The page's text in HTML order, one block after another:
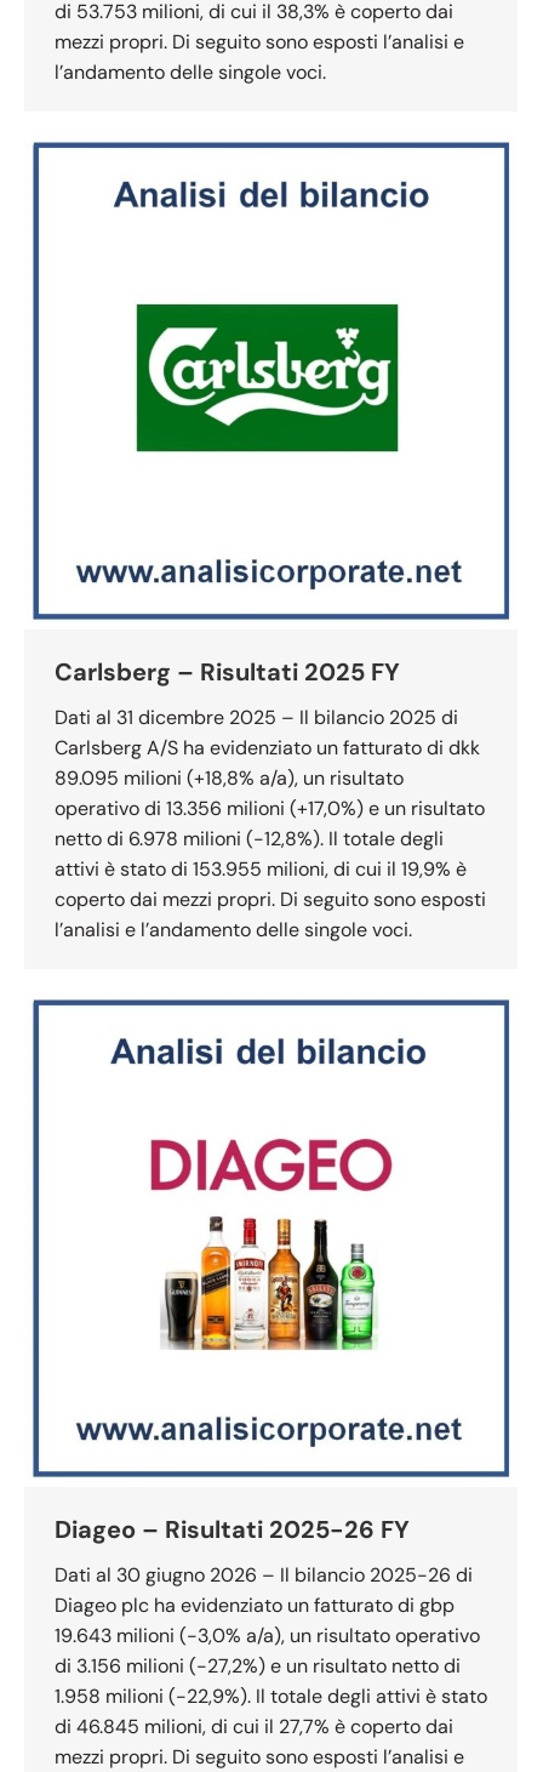
di 53.753 milioni, di cui il 38,3% è coperto dai
mezzi propri. Di seguito sono esposti l’analisi e
l’andamento delle singole voci.
Carlsberg – Risultati 2025 FY
Dati al 31 dicembre 2025 – Il bilancio 2025 di
Carlsberg A/S ha evidenziato un fatturato di dkk
89.095 milioni (+18,8% a/a), un risultato
operativo di 13.356 milioni (+17,0%) e un risultato
netto di 6.978 milioni (-12,8%). Il totale degli
attivi è stato di 153.955 milioni, di cui il 19,9% è
coperto dai mezzi propri. Di seguito sono esposti
l’analisi e l’andamento delle singole voci.
Diageo – Risultati 2025-26 FY
Dati al 30 giugno 2026 – Il bilancio 2025-26 di
Diageo plc ha evidenziato un fatturato di gbp
19.643 milioni (-3,0% a/a), un risultato operativo
di 3.156 milioni (-27,2%) e un risultato netto di
1.958 milioni (-22,9%). Il totale degli attivi è stato
di 46.845 milioni, di cui il 27,7% è coperto dai
mezzi propri. Di seguito sono esposti l’analisi e